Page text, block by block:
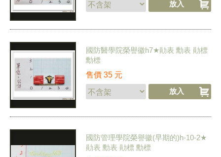
國防醫學院榮譽徽h7★勛表 勳表 勛標
勳標
售價35 元
國防管理學院榮譽徽(早期的)h-10-2★
勛表 勳表 勛標 勳標